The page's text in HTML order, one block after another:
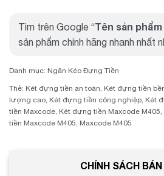
Tìm trên Google “Tên sản phẩm
sản phẩm chính hãng nhanh nhất
Danh mục: Ngăn Kéo Đựng Tiền
Thẻ: Két đựng tiền an toàn Két đựng tiền
lượng cao Két đựng tiền công nghiệp Két
tiền Maxcode Két đựng tiền Maxcode M405
tiền Maxcode M405 Maxcode M405
CHÍNH SÁCH